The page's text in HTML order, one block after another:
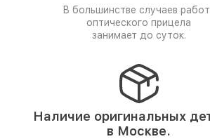
В большинстве случаев
оптического прицела
занимает до суток.
Наличие оригинальных
в Москве.